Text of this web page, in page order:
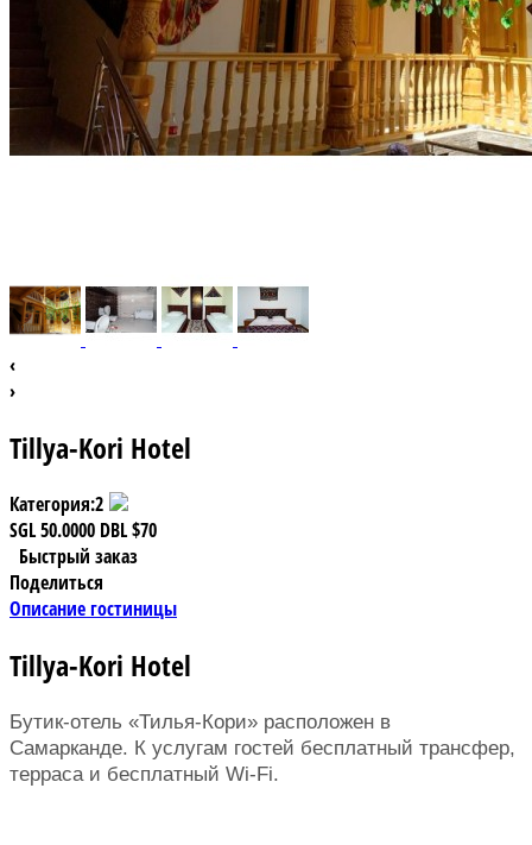
‹
›
Tillya-Kori Hotel
Категория:2
SGL50.0000 DBL$70
Быстрый заказ
Поделиться
Описание гостиницы
Tillya-Kori Hotel
Бутик-отель «Тилья-Кори» расположен в
Самарканде. К услугам гостей бесплатный трансфер,
терраса и бесплатный Wi-Fi.